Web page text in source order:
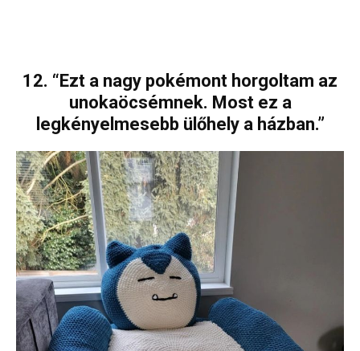
12. “Ezt a nagy pokémont horgoltam az
unokaöcsémnek. Most ez a
legkényelmesebb ülőhely a házban.”